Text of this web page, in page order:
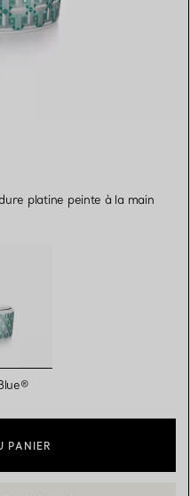
platine peinte à la main
PANIER